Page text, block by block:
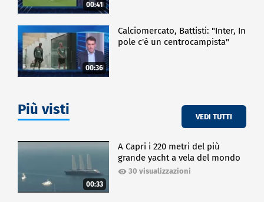
00:41
00:36
Calciomercato, Battisti: "Inter, In
pole c'è un centrocampista"
Più visti VEDI TUTTI
00:33
A Capri i 220 metri del più
grande yacht a vela del mondo
30 visualizzazioni